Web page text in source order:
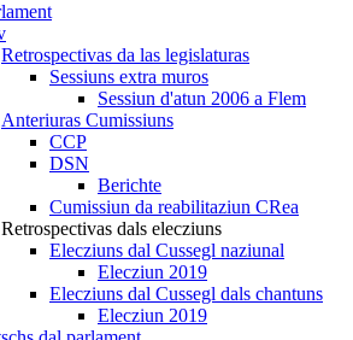
Retrospectivas da las legislaturas
Sessiuns extra muros
Sessiun d'atun 2006 a Flem
Anteriuras Cumissiuns
CCP
DSN
Berichte
Cumissiun da reabilitaziun CRea
Retrospectivas dals elecziuns
Elecziuns dal Cussegl naziunal
Elecziun 2019
Elecziuns dal Cussegl dals chantuns
Elecziun 2019